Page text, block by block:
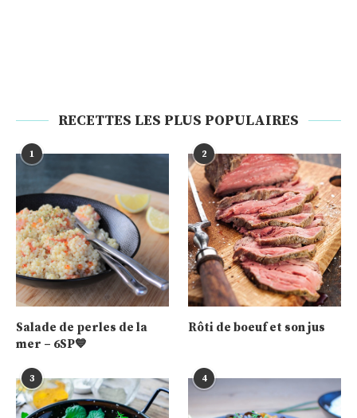
RECETTES LES PLUS POPULAIRES
1
Salade de perles de la
mer – 6SP💙
2
Rôti de boeuf et son jus
3 4